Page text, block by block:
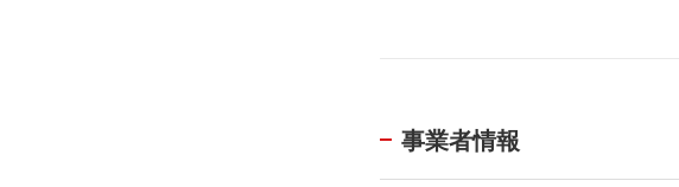
事業者情報